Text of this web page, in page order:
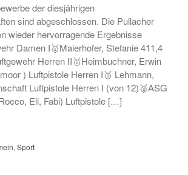
Wir über uns
Unser Video
Unser Flyer
Vereinsabend
Vorstand
Vorstandshistorie
der diesjährigen
sind abgeschlossen. Die Pullacher
wieder hervorragende Ergebnisse
Damen I🥇Maierhofer, Stefanie 411,4
Herren II🥇Heimbuchner, Erwin
) Luftpistole Herren I🥉 Lehmann,
Luftpistole Herren I (von 12)🥈ASG
Eli, Fabi) Luftpistole […]
, Sport